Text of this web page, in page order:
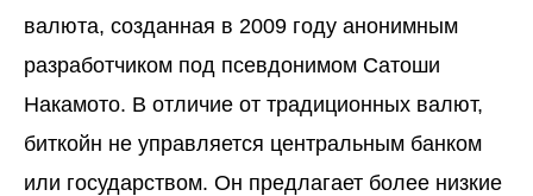
валюта, созданная в 2009 году анонимным
разработчиком под псевдонимом Сатоши
Накамото. В отличие от традиционных валют,
биткойн не управляется центральным банком
или государством. Он предлагает более низкие